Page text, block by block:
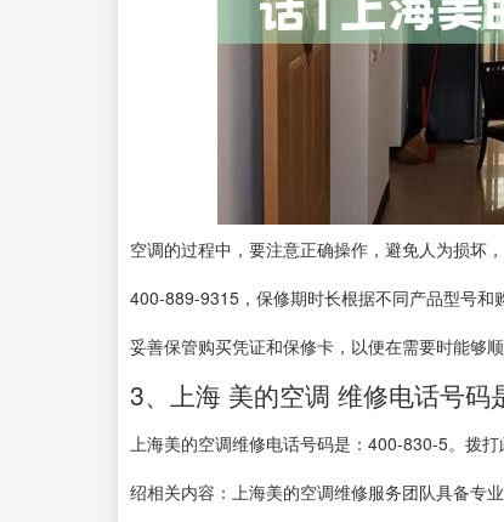
空调的过程中，要注意正确操作，避免人为损坏
400-889-9315，保修期时长根据不同产品型号
妥善保管购买凭证和保修卡，以便在需要时能够顺
3、上海 美的空调 维修电话号码
上海美的空调维修电话号码是：400-830-5。拨
绍相关内容：上海美的空调维修服务团队具备专